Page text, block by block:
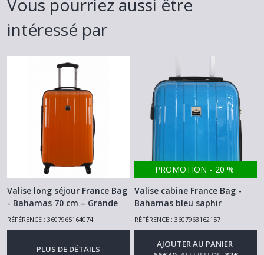
Vous pourriez aussi être
intéressé par
Valise long séjour France Bag
- Bahamas 70 cm – Grande
capacité et Ultra légère –
-Bagagerie & Accessoires
RÉFÉRENCE : 3607965164074
PLUS DE DÉTAILS
PROMOTION - 20 %
Valise cabine France Bag -
Bahamas bleu saphir
dégradé -Ulra légère, Ultra
-Bagagerie &
RÉFÉRENCE : 3607963162157
AJOUTER AU PANIER